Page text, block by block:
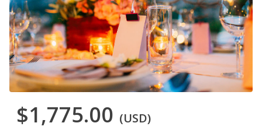
$1,775.00 (USD)